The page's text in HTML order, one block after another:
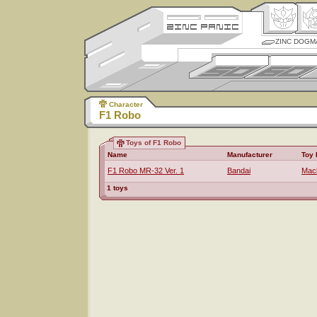
ZINC
Character
F1 Robo
Toys of F1 Robo
Name
Manufacturer Toy
F1 Robo MR-32 Ver. 1 Bandai
1 toys